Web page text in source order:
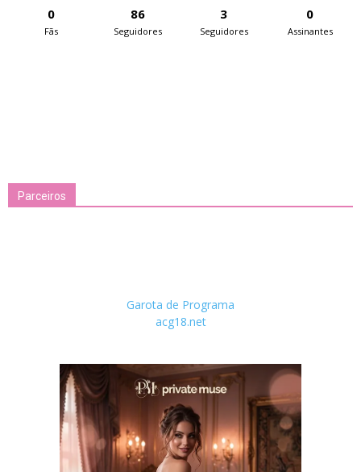
0
Fãs
86
Seguidores
3
Seguidores
0
Assinantes
Parceiros
Garota de Programa
acg18.net